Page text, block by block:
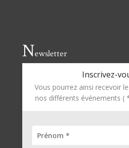
Newsletter
Inscrivez-
Vous pourrez ainsi recevoir
nos différents événements (